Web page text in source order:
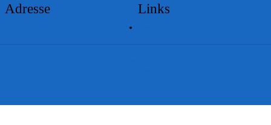
Adresse Links